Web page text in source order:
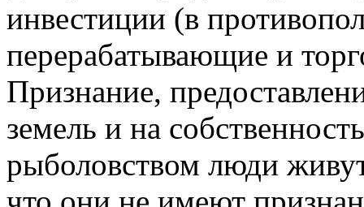
инвестиции (в
перерабатывающие и
Признание,
земель и на
рыболовством люди